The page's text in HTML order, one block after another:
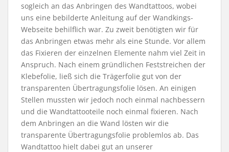
sogleich an das Anbringen des Wandtattoos, wobei
uns eine bebilderte Anleitung auf der Wandkings-
Webseite behilflich war. Zu zweit benötigten wir für
das Anbringen etwas mehr als eine Stunde. Vor allem
das Fixieren der einzelnen Elemente nahm viel Zeit in
Anspruch. Nach einem gründlichen Feststreichen der
Klebefolie, ließ sich die Trägerfolie gut von der
transparenten Übertragungsfolie lösen. An einigen
Stellen mussten wir jedoch noch einmal nachbessern
und die Wandtattooteile noch einmal fixieren. Nach
dem Anbringen an die Wand lösten wir die
transparente Übertragungsfolie problemlos ab. Das
Wandtattoo hielt dabei gut an unserer